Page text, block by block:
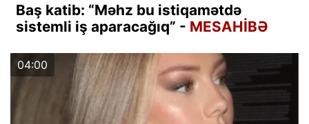
Baş katib: “Məhz bu istiqamətdə
sistemli iş aparacağıq” - MESAHİBƏ
04:00